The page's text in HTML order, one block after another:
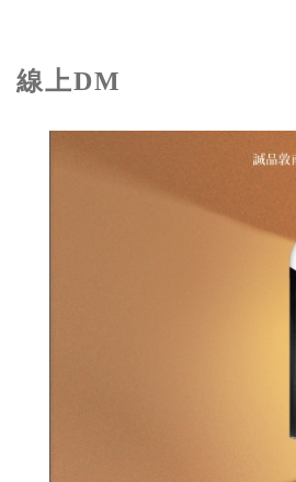
線上DM